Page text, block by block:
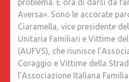
problema. È ora di darsi da
Aversa». Sono le accorate
Ciaramella, vice presidente
Unitaria Familiari e Vittime
(AUFVS), che riunisce
Coraggio e Vittime della
l’Associazione Italiana